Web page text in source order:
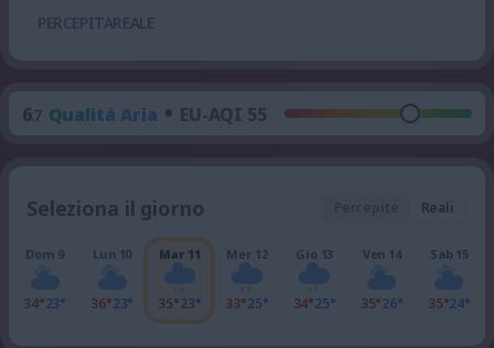
PERCEPITAREALE
6.7 Qualità Aria • EU-AQI 55
Seleziona il giorno Reali
Dom 9
34°23°
Lun 10
36°23°
Mar 11
35°23°
Mer 12
33°25°
Gio 13
34°25°
Ven 14
35°26°
Sab 15
35°24°